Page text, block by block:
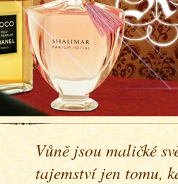
Vůně jsou maličké
tajemství jen tomu,